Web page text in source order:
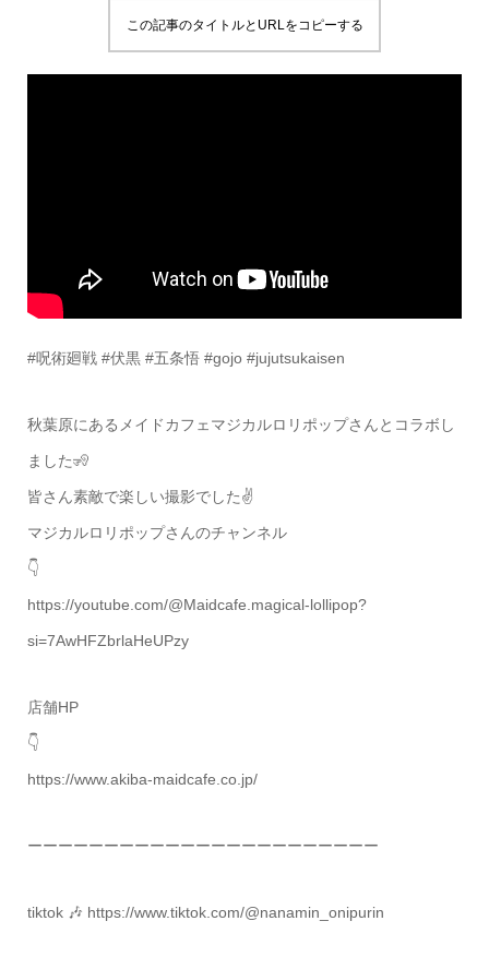
この記事のタイトルとURLをコピーする
#呪術廻戦 #伏黒 #五条悟 #gojo #jujutsukaisen
秋葉原にあるメイドカフェマジカルロリポップさんとコラボし
ました🧏
皆さん素敵で楽しい撮影でした✌️
マジカルロリポップさんのチャンネル
👇
https://youtube.com/@Maidcafe.magical-lollipop?
si=7AwHFZbrlaHeUPzy
店舗HP
👇
https://www.akiba-maidcafe.co.jp/
ーーーーーーーーーーーーーーーーーーーーーーー
tiktok 🎶 https://www.tiktok.com/@nanamin_onipurin